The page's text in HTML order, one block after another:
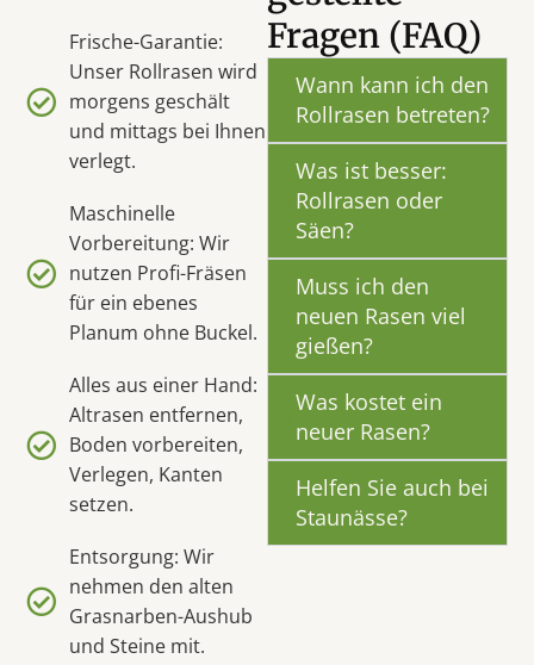
Frische-Garantie:
Unser Rollrasen wird
morgens geschält
und mittags bei Ihnen
verlegt.
Maschinelle
Vorbereitung: Wir
nutzen Profi-Fräsen
für ein ebenes
Planum ohne Buckel.
Alles aus einer Hand:
Altrasen entfernen,
Boden vorbereiten,
Verlegen, Kanten
setzen.
Entsorgung: Wir
nehmen den alten
Grasnarben-Aushub
und Steine mit.
Fragen (FAQ)
Wann kann ich den
Rollrasen betreten?
Was ist besser:
Rollrasen oder
Säen?
Muss ich den
neuen Rasen viel
gießen?
Was kostet ein
neuer Rasen?
Helfen Sie auch bei
Staunässe?